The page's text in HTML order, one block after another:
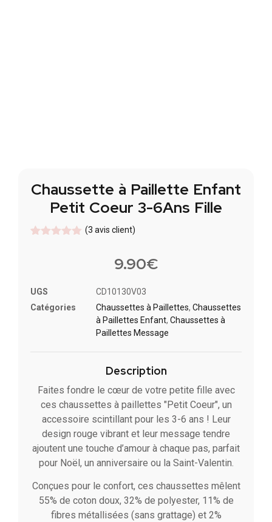
Chaussette à Paillette Enfant
Petit Coeur 3-6Ans Fille
(3 avis client)
9.90€
UGS
CD10130V03
Catégories
Chaussettes à Paillette​s, Chaussettes
à Paillettes Enfant​, Chaussettes à
Paillettes Message​
Description
Faites fondre le cœur de votre petite fille avec
ces chaussettes à paillettes "Petit Coeur", un
accessoire scintillant pour les 3-6 ans ! Leur
design rouge vibrant et leur message tendre
ajoutent une touche d’amour à chaque pas, parfait
pour Noël, un anniversaire ou la Saint-Valentin.
Conçues pour le confort, ces chaussettes mêlent
55% de coton doux, 32% de polyester, 11% de
fibres métallisées (sans grattage) et 2%